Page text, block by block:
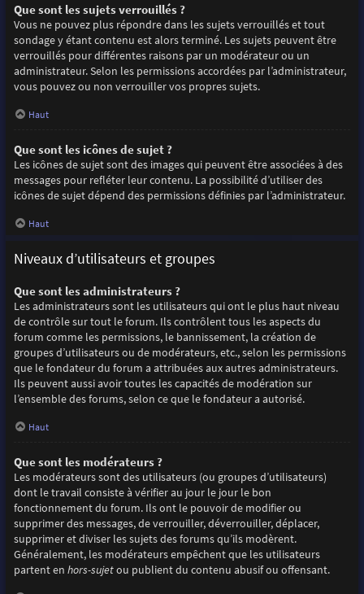
Que sont les sujets verrouillés ?
Vous ne pouvez plus répondre dans les sujets verrouillés et tout
sondage y étant contenu est alors terminé. Les sujets peuvent être
verrouillés pour différentes raisons par un modérateur ou un
administrateur. Selon les permissions accordées par l’administrateur,
vous pouvez ou non verrouiller vos propres sujets.
Haut
Que sont les icônes de sujet ?
Les icônes de sujet sont des images qui peuvent être associées à des
messages pour refléter leur contenu. La possibilité d’utiliser des
icônes de sujet dépend des permissions définies par l’administrateur.
Haut
Niveaux d’utilisateurs et groupes
Que sont les administrateurs ?
Les administrateurs sont les utilisateurs qui ont le plus haut niveau
de contrôle sur tout le forum. Ils contrôlent tous les aspects du
forum comme les permissions, le bannissement, la création de
groupes d’utilisateurs ou de modérateurs, etc., selon les permissions
que le fondateur du forum a attribuées aux autres administrateurs.
Ils peuvent aussi avoir toutes les capacités de modération sur
l’ensemble des forums, selon ce que le fondateur a autorisé.
Haut
Que sont les modérateurs ?
Les modérateurs sont des utilisateurs (ou groupes d’utilisateurs)
dont le travail consiste à vérifier au jour le jour le bon
fonctionnement du forum. Ils ont le pouvoir de modifier ou
supprimer des messages, de verrouiller, déverrouiller, déplacer,
supprimer et diviser les sujets des forums qu’ils modèrent.
Généralement, les modérateurs empêchent que les utilisateurs
partent en hors-sujetou publient du contenu abusif ou offensant.